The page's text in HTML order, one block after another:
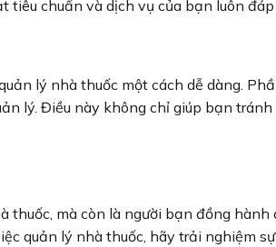
chuẩn và dịch vụ của bạn luôn
lý nhà thuốc một cách dễ dàng.
lý. Điều này không chỉ giúp bạn
thuốc, mà còn là người bạn đồng
quản lý nhà thuốc, hãy trải nghiệm